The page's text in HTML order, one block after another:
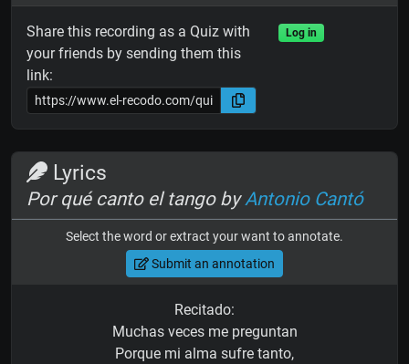
Share this recording as a Quiz with
your friends by sending them this
link:
Log in
Lyrics
Por qué canto el tango byAntonio Cantó
Select the word or extract your want to annotate.
Submit an annotation
Recitado:
Muchas veces me preguntan
Porque mi alma sufre tanto,